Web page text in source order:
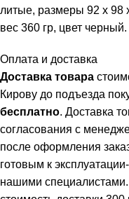
литые, размеры 92 х 98
вес 360 гр, цвет черный.
Оплата и доставка
Доставка товара
Кирову до подъезда
бесплатно. Доставка
согласования с
после оформления
готовым к
нашими